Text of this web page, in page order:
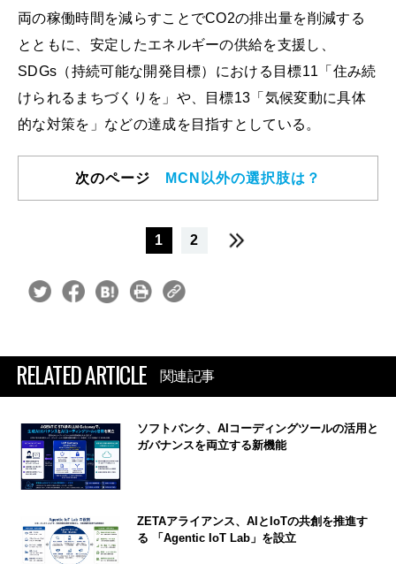
両の稼働時間を減らすことでCO2の排出量を削減する
とともに、安定したエネルギーの供給を支援し、
SDGs（持続可能な開発目標）における目標11「住み続
けられるまちづくりを」や、目標13「気候変動に具体
的な対策を」などの達成を目指すとしている。
次のページ MCN以外の選択肢は？
1 2
RELATED ARTICLE 関連記事
ソフトバンク、AIコーディングツールの活用と
ガバナンスを両立する新機能
ZETAアライアンス、AIとIoTの共創を推進す
る 「Agentic IoT Lab」を設立